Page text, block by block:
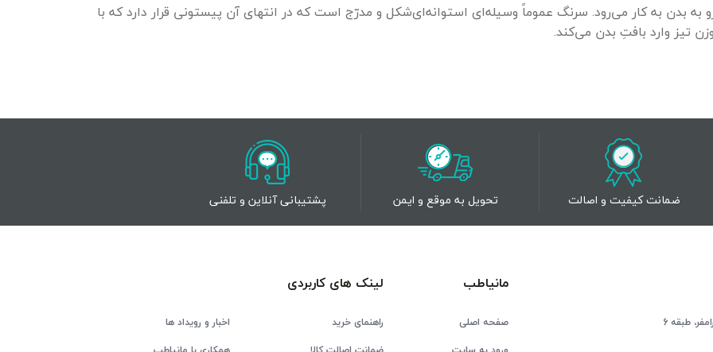
بدن به کار می‌رود. سرنگ عموماً وسیله‌ای استوانه‌ای‌شکل و مدرّج است که در انتهای آن پیستونی قرار دارد که با
تیز وارد بافتِ بدن می‌کند.
ضمانت کیفیت و اصالت تحویل به موقع و ایمن پشتیبانی آنلاین و تلفنی
طبقه 6
مانیاطب
صفحه اصلی
لینک های کاربردی
راهنمای خرید
اخبار و رویداد ها